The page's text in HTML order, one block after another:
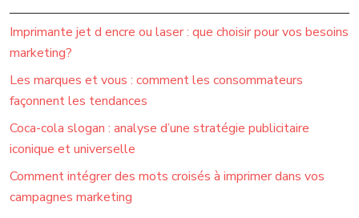
Imprimante jet d encre ou laser : que choisir pour vos besoins
marketing?
Les marques et vous : comment les consommateurs
façonnent les tendances
Coca-cola slogan : analyse d’une stratégie publicitaire
iconique et universelle
Comment intégrer des mots croisés à imprimer dans vos
campagnes marketing